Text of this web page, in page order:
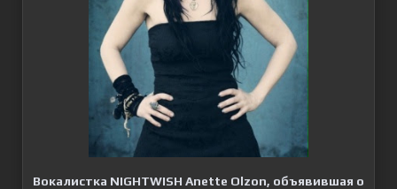
Вокалистка NIGHTWISH Anette Olzon, объявившая о